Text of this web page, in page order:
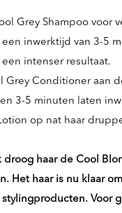
Grey Shampoo voor
een inwerktijd van 3-5
intenser resultaat.
Grey Conditioner aan
3-5 minuten laten
op nat haar
haar de Cool
Het haar is nu klaar
Voor